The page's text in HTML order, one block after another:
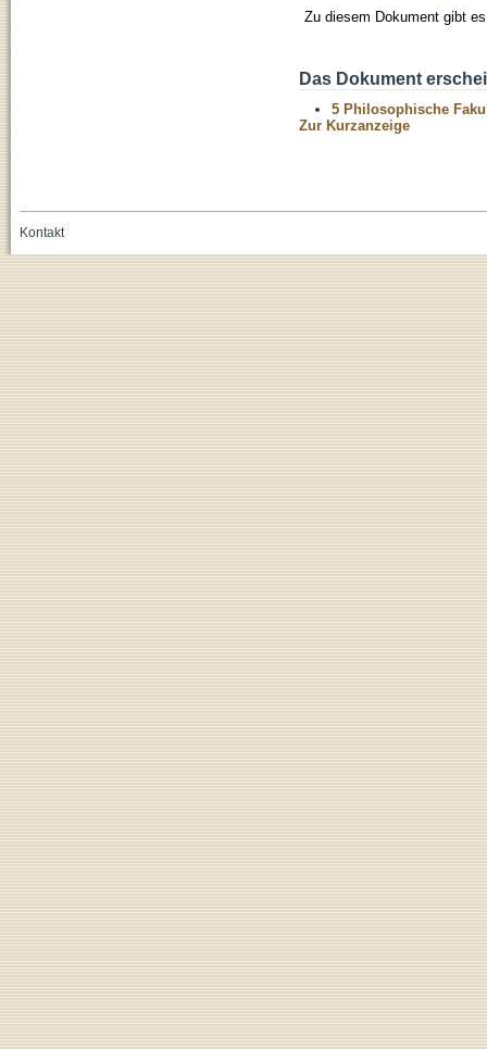
Zu diesem Dokument gibt
Das Dokument
5 Philosophische
Zur Kurzanzeige
Kontakt